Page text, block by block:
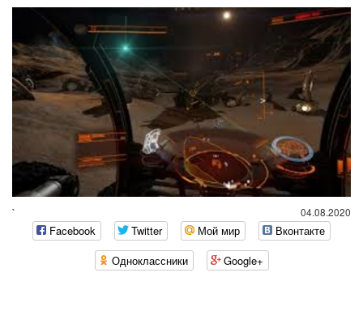
04.08.2020
`
Facebook Twitter Мой мир
Вконтакте
Одноклассники
Google+